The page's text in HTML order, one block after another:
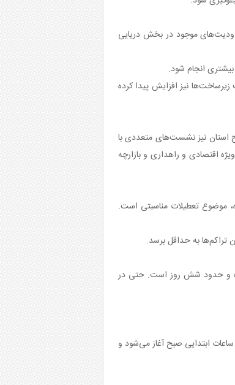
موجود در بخش دریایی
انجام شود.
نیز افزایش پیدا کرده
استان نیز نشست‌های متعددی با
اقتصادی و راهداری و بازارچه
موضوع تعطیلات مناسبتی است.
تراکم‌ها به حداقل برسد.
و حدود شش روز است. حتی در
ابتدایی صبح آغاز می‌شود و